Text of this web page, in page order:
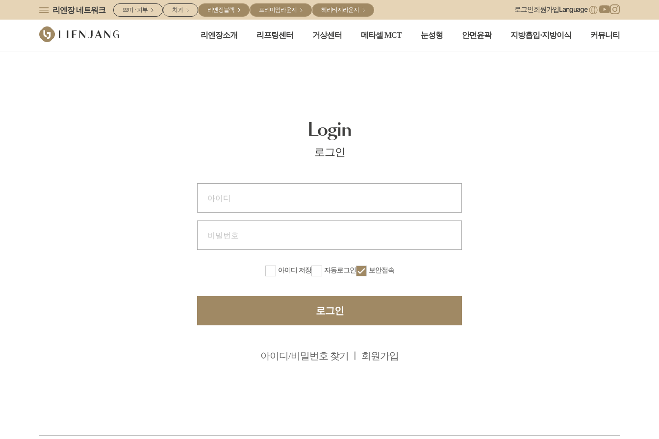
리엔장 네트워크 쁘띠 · 피부 치과 리엔장블랙 프리미엄라운지 헤리티지라운지 로그인회원가입Language
리엔장소개 리프팅센터 거상센터 메타셀 MCT 눈성형 안면윤곽 지방흡입·지방이식 커뮤니티
Login
로그인
아이디 저장 자동로그인 보안접속
로그인
아이디/비밀번호 찾기 회원가입